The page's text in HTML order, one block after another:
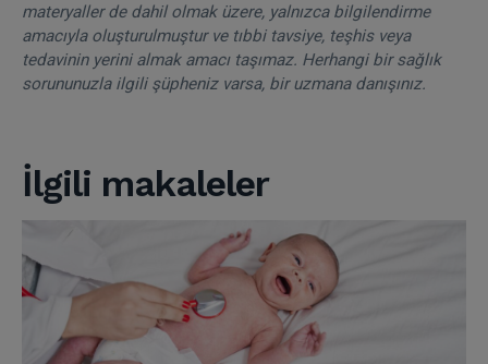
materyaller de dahil olmak üzere, yalnızca bilgilendirme
amacıyla oluşturulmuştur ve tıbbi tavsiye, teşhis veya
tedavinin yerini almak amacı taşımaz. Herhangi bir sağlık
sorununuzla ilgili şüpheniz varsa, bir uzmana danışınız.
İlgili makaleler